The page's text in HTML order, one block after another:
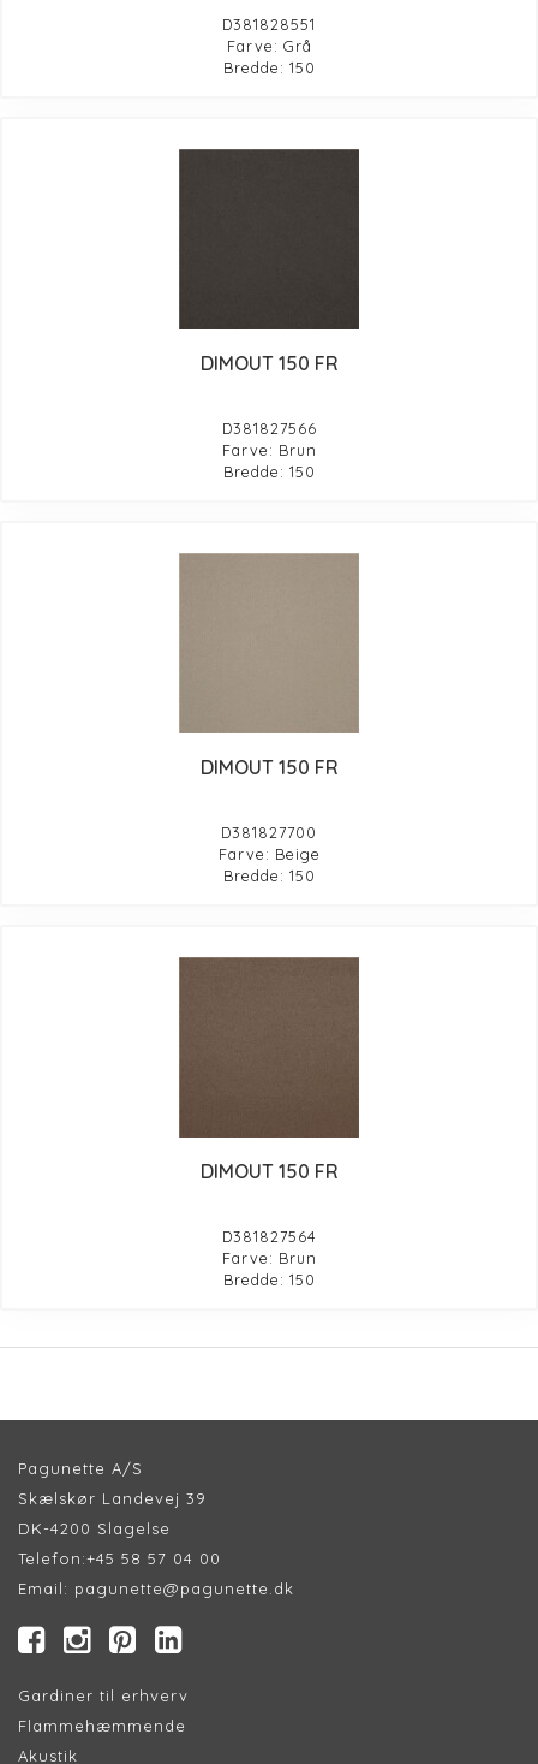
D381828551
Farve: Grå
Bredde: 150
DIMOUT 150 FR
D381827566
Farve: Brun
Bredde: 150
DIMOUT 150 FR
D381827700
Farve: Beige
Bredde: 150
DIMOUT 150 FR
D381827564
Farve: Brun
Bredde: 150
Pagunette A/S
Skælskør Landevej 39
DK-4200 Slagelse
Telefon:+45 58 57 04 00
Email: pagunette@pagunette.dk
Gardiner til erhverv
Flammehæmmende
Akustik